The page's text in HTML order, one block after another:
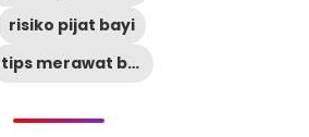
risiko pijat bayi
tips merawat bayi